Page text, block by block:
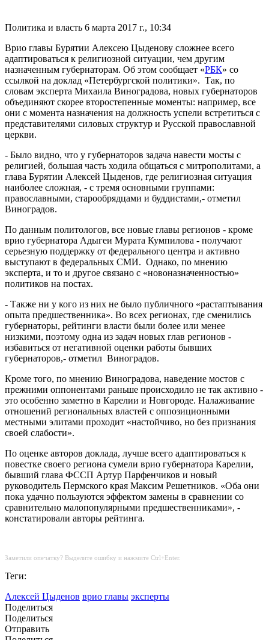
Политика и власть 6 марта 2017 г., 10:34
Врио главы Бурятии Алексею Цыденову сложнее всего
адаптироваться к религиозной ситуации, чем другим
назначенным губернаторам. Об этом сообщает «РБК» со
ссылкой на доклад «Петербургской политики». Так, по
словам эксперта Михаила Виноградова, новых губернаторов
объединяют скорее второстепенные моменты: например, все
они с момента назначения на должность успели встретиться с
представителями силовых структур и Русской православной
церкви.
- Было видно, что у губернаторов задача навести мосты с
религией, большая часть ходила общаться с митрополитами, а
глава Бурятии Алексей Цыденов, где религиозная ситуация
наиболее сложная, - с тремя основными группами:
православными, старообрядцами и буддистами,- отметил
Виноградов.
По данным политологов, все новые главы регионов - кроме
врио губернатора Адыгеи Мурата Кумпилова - получают
серьезную поддержку от федерального центра и активно
выступают в федеральных СМИ. Однако, по мнению
эксперта, и то и другое связано с «новоназначенностью»
политиков на постах.
- Также ни у кого из них не было публичного «растаптывания
опыта предшественника». Во всех регионах, где сменились
губернаторы, рейтинги власти были более или менее
низкими, поэтому одна из задач новых глав регионов -
избавиться от негативной оценки работы бывших
губернаторов,- отметил Виноградов.
Кроме того, по мнению Виноградова, наведение мостов с
прежними оппонентами раньше происходило не так активно -
это особенно заметно в Карелии и Новгороде. Налаживание
отношений региональных властей с оппозиционными
местными элитами проходит «настойчиво, но без признания
своей слабости».
По оценке авторов доклада, лучше всего адаптироваться к
повестке своего региона сумели врио губернатора Карелии,
бывший глава ФССП Артур Парфенчиков и новый
руководитель Пермского края Максим Решетников. «Оба они
пока удачно пользуются эффектом замены в сравнении со
сравнительно малопопулярными предшественниками», -
констатировали авторы рейтинга.
Заметили опечатку? Выделите ошибку и нажмите Ctrl+Enter.
Теги:
Алексей Цыденов врио главы эксперты
Поделиться
Поделиться
Отправить